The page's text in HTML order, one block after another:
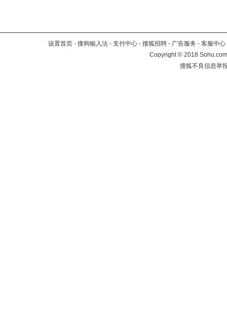
设置首页 - 搜狗输入法 - 支付中心 - 搜狐招聘 - 广告服务 - 客服中心
Copyright©2018
搜狐不良信息举